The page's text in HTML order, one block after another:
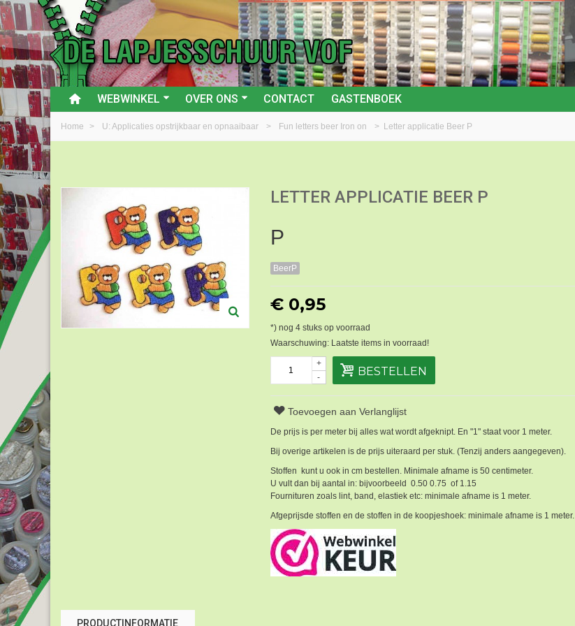
WEBWINKEL OVER ONS CONTACT GASTENBOEK
Home > U: Applicaties opstrijkbaar en opnaaibaar > Fun letters beer Iron on > Letter applicatie Beer P
LETTER APPLICATIE BEER P
P
BeerP
€ 0,95
*) nog 4stuks op voorraad
Waarschuwing: Laatste items in voorraad!
-
+
BESTELLEN
Toevoegen aan Verlanglijst
De prijs is per meter bij alles wat wordt afgeknipt. En "1" staat voor 1 meter.
Bij overige artikelen is de prijs uiteraard per stuk. (Tenzij anders aangegeven).
Stoffen kunt u ook in cm bestellen. Minimale afname is 50 centimeter.
U vult dan bij aantal in: bijvoorbeeld 0.50 0.75 of 1.15
Fournituren zoals lint, band, elastiek etc: minimale afname is 1 meter.
Afgeprijsde stoffen en de stoffen in de koopjeshoek: minimale afname is 1 meter.
PRODUCTINFORMATIE